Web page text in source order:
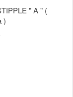
" A " (
)